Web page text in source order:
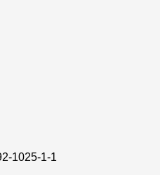
1025-1-1